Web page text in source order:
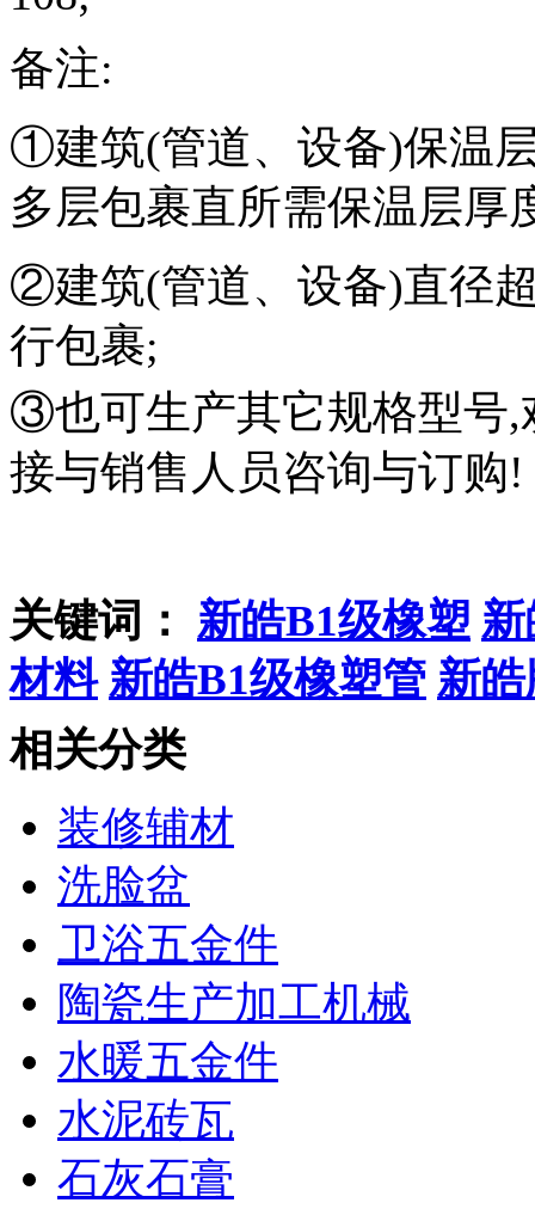
备注:
①建筑(管道、设备)保温
多层包裹直所需保温层厚
②建筑(管道、设备)直径
行包裹;
③也可生产其它规格型号
接与销售人员咨询与订购!
关键词： 新皓B1级橡塑
材料 新皓B1级橡塑管 新
相关分类
装修辅材
洗脸盆
卫浴五金件
陶瓷生产加工机械
水暖五金件
水泥砖瓦
石灰石膏